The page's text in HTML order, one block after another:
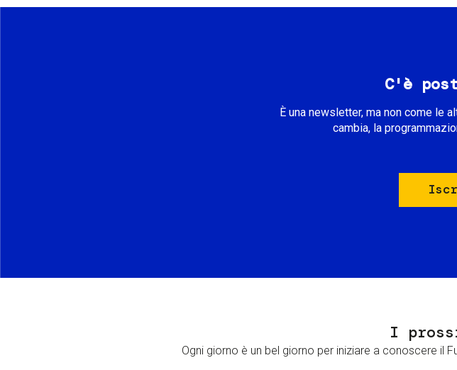
C'è
È una newsletter, ma non come le
cambia, la
I
Ogni giorno è un bel giorno per iniziare a conoscere il